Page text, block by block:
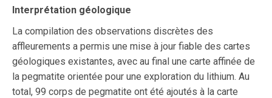
Interprétation géologique
La compilation des observations discrètes des
affleurements a permis une mise à jour fiable des cartes
géologiques existantes, avec au final une carte affinée de
la pegmatite orientée pour une exploration du lithium. Au
total, 99 corps de pegmatite ont été ajoutés à la carte